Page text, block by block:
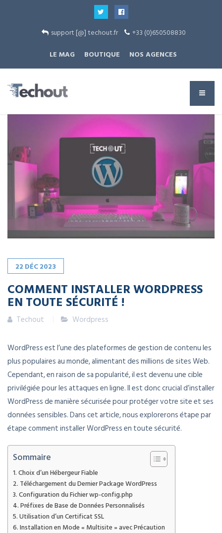
support [@] techout.fr
+33 (0)650508830
LE MAG
BOUTIQUE NOS AGENCES
22 DÉC2023
COMMENT INSTALLER WORDPRESS
EN TOUTE SÉCURITÉ !
Techout Wordpress
WordPress est l’une des plateformes de gestion de contenu les
plus populaires au monde, alimentant des millions de sites Web.
Cependant, en raison de sa popularité, il est devenu une cible
privilégiée pour les attaques en ligne. Il est donc crucial d’installer
WordPress de manière sécurisée pour protéger votre site et ses
données sensibles. Dans cet article, nous explorerons étape par
étape comment installer WordPress en toute sécurité.
Sommaire
Choix d’un Hébergeur Fiable
Téléchargement du Dernier Package WordPress
Configuration du Fichier wp-config.php
Préfixes de Base de Données Personnalisés
Utilisation d’un Certificat SSL
Installation en Mode « Multisite » avec Précaution